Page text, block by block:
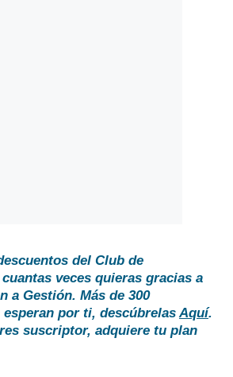
del Club de
veces quieras gracias a
a Gestión. Más de 300
esperan por ti, descúbrelasAquí.
suscriptor, adquiere tu plan